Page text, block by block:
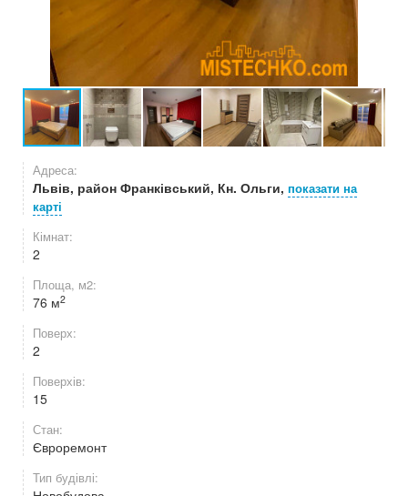
Адреса:
Львів, район Франківський, Кн. Ольги, показати на
карті
Кімнат:
2
Площа, м2:
76 м2
Поверх:
2
Поверхів:
15
Стан:
Євроремонт
Тип будівлі: